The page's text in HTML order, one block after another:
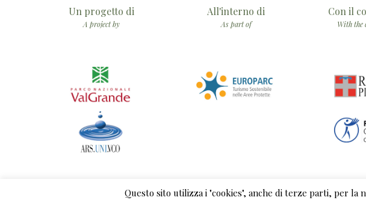
Un progetto di
A project by
All'interno di
As part of
Con il
With the
Questo sito utilizza i "cookies", anche di terze parti, per la